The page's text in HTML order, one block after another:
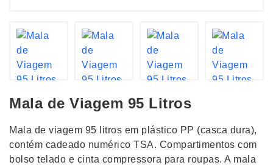
Mala de Viagem 95 Litros
Mala de viagem 95 litros em plástico PP (casca dura),
contém cadeado numérico TSA. Compartimentos com
bolso telado e cinta compressora para roupas. A mala